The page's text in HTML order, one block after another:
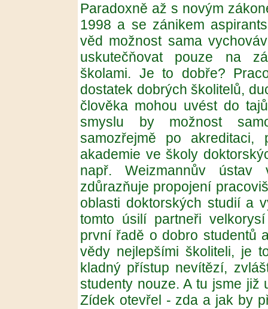
Paradoxně až s novým
1998 a se zánikem
věd možnost sama
uskutečňovat pouze na
školami. Je to dobře?
dostatek dobrých školitelů,
člověka mohou uvést do
smyslu by možnost
samozřejmě po akreditaci,
akademie ve školy
např. Weizmannův
zdůrazňuje propojení
oblasti doktorských studií a
tomto úsilí partneři
první řadě o dobro studentů
vědy nejlepšími školiteli, je
kladný přístup nevítězí,
studenty nouze. A tu jsme již
Zídek otevřel - zda a jak by